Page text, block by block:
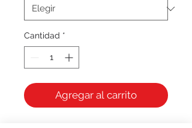
Cantidad *
Agregar al carrito